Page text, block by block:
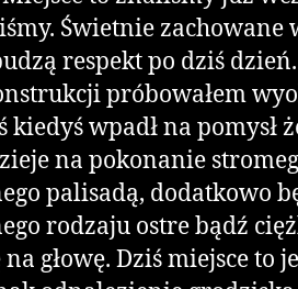
Świetnie zachowane
respekt po dziś
próbowałem
kiedyś wpadł na pomysł
na pokonanie
palisadą, dodatkowo
rodzaju ostre bądź
na głowę. Dziś miejsce to